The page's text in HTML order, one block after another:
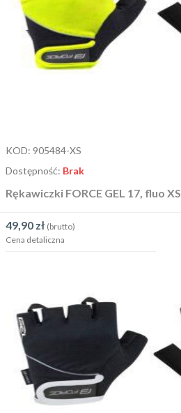
KOD: 905484-XS
Dostępność: Brak
Rękawiczki FORCE GEL 17, fluo XS
49,90 zł (brutto)
Cena detaliczna